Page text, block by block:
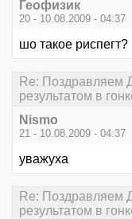
Геофизик
20 - 10.08.2009 - 04:37
шо такое риспегт?
Re: Поздравляем
результатом в
Nismo
21 - 10.08.2009 - 04:37
уважуха
Re: Поздравляем
результатом в